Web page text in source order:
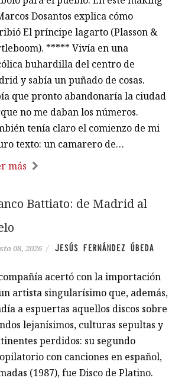
Dosantos explica cómo
El príncipe lagarto (Plasson &
***** Vivía en una
buhardilla del centro de
y sabía un puñado de cosas.
que pronto abandonaría la ciudad
no me daban los números.
tenía claro el comienzo de mi
texto: un camarero de…
más
Battiato: de Madrid al
08, 2026 / JESÚS FERNÁNDEZ ÚBEDA
acertó con la importación
artista singularísimo que, además,
a espuertas aquellos discos sobre
lejanísimos, culturas sepultas y
perdidos: su segundo
con canciones en español,
(1987), fue Disco de Platino.